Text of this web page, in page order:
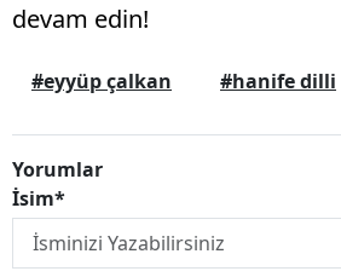
devam edin!
#eyyüp çalkan #hanife dilli
Yorumlar
İsim*